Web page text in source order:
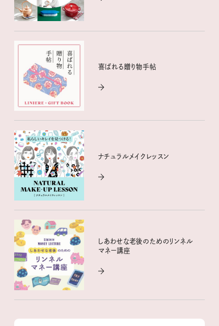
喜ばれる贈り物手帖
ナチュラルメイクレッスン
しあわせな老後のためのリンネル
マネー講座